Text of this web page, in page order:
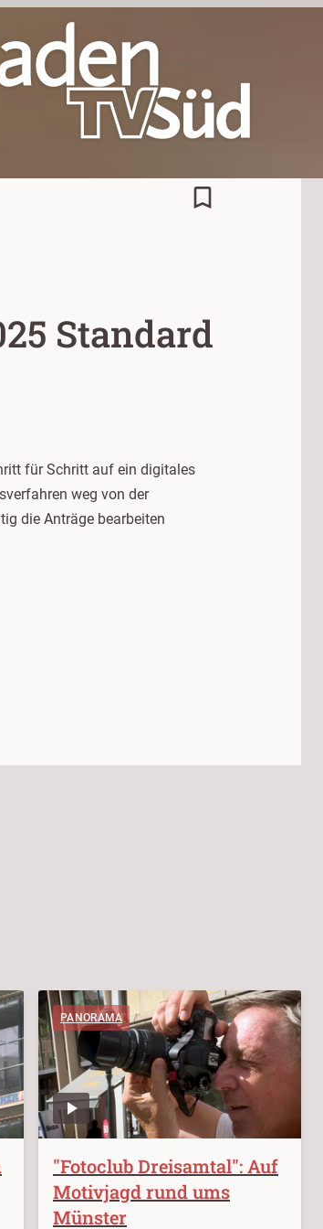
bookmark_border
Standard
für Schritt auf ein digitales
weg von der
die Anträge bearbeiten
PANORAMA
"Fotoclub Dreisamtal": Auf
Motivjagd rund ums
Münster